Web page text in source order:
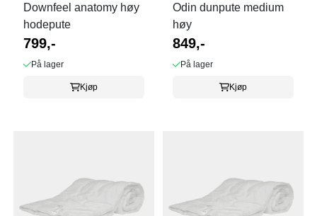
Downfeel anatomy høy
hodepute
799,-
På lager
Kjøp
Odin dunpute medium
høy
849,-
På lager
Kjøp